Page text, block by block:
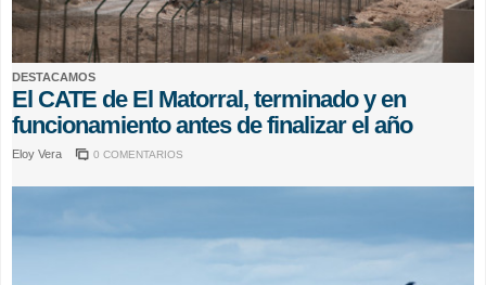
DESTACAMOS
El CATE de El Matorral, terminado y en
funcionamiento antes de finalizar el año
Eloy Vera 0 COMENTARIOS